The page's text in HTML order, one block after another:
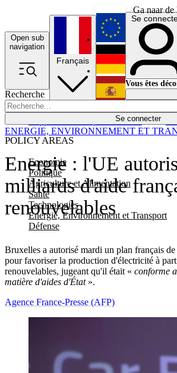
Ga naar
Open sub
navigation
Recherche
Se connecter
POLICY AREAS
Economie
Politique
Agriculture et Alimentation
Santé
Technologies
Energie, Environnement et Transport
Défense
Économie
Français
English
Deutsch
Español
Se
Vous êtes
Energie : l'UE
milliards d'aide
renouvelables
Bruxelles a autorisé mardi un plan français
pour favoriser la production d'électricité à
renouvelables, jugeant qu'il était « conforme
matière d'aides d'État ».
ENERGIE, ENVIRONNEMENT ET
Agence France-Presse (AFP)